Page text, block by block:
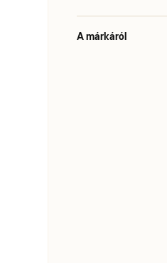
A márkáról